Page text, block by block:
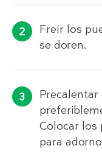
Freír los
se doren.
Precalentar
Colocar los
para